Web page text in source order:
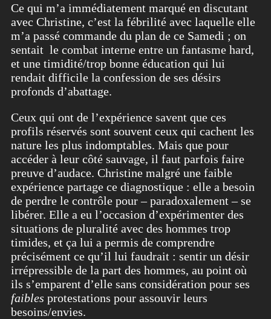
Ce qui m’a immédiatement marqué en discutant
avec Christine, c’est la fébrilité avec laquelle elle
m’a passé commande du plan de ce Samedi ; on
sentait le combat interne entre un fantasme hard,
et une timidité/trop bonne éducation qui lui
rendait difficile la confession de ses désirs
profonds d’abattage.
Ceux qui ont de l’expérience savent que ces
profils réservés sont souvent ceux qui cachent les
nature les plus indomptables. Mais que pour
accéder à leur côté sauvage, il faut parfois faire
preuve d’audace. Christine malgré une faible
expérience partage ce diagnostique : elle a besoin
de perdre le contrôle pour – paradoxalement – se
libérer. Elle a eu l’occasion d’expérimenter des
situations de pluralité avec des hommes trop
timides, et ça lui a permis de comprendre
précisément ce qu’il lui faudrait : sentir un désir
irrépressible de la part des hommes, au point où
ils s’emparent d’elle sans considération pour ses
faibles protestations pour assouvir leurs
besoins/envies.